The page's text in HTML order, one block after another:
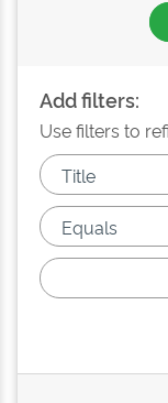
Add filters:
Use filters to